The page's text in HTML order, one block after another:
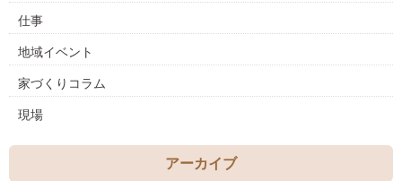
仕事
地域イベント
家づくりコラム
現場
アーカイブ